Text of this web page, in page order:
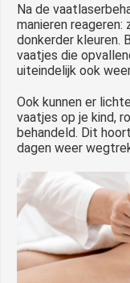
Na de
manieren
donkerder kleuren.
vaatjes die
uiteindelijk ook
Ook kunnen er
vaatjes op je kind,
behandeld. Dit
dagen weer